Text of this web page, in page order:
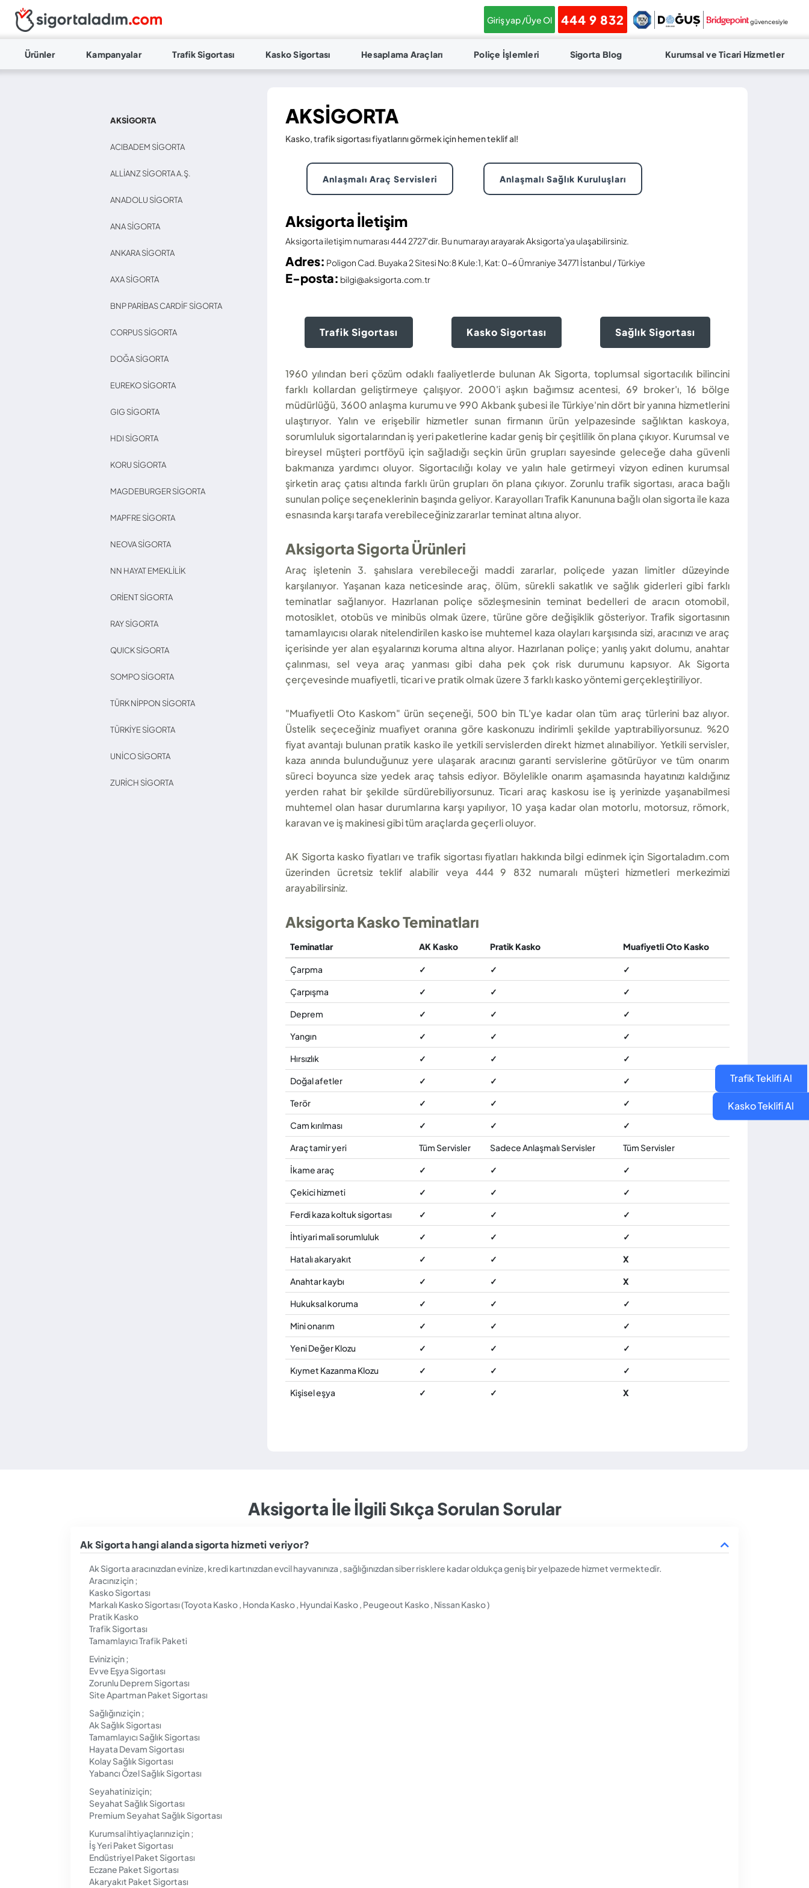
Giriş yap /Üye Ol 444 9 832 güvencesiyle
Ürünler Kampanyalar Trafik Sigortası Kasko Sigortası Hesaplama Araçları Poliçe İşlemleri Sigorta Blog Kurumsal ve Ticari Hizmetler
AKSIGORTA
ACIBADEM SIGORTA
ALLIANZ SIGORTA A.Ş.
ANADOLU SIGORTA
ANA SIGORTA
ANKARA SIGORTA
AXA SIGORTA
BNP PARIBAS CARDIF SIGORTA
CORPUS SIGORTA
DOĞA SIGORTA
EUREKO SIGORTA
GIG SIGORTA
HDI SIGORTA
KORU SIGORTA
MAGDEBURGER SIGORTA
MAPFRE SIGORTA
NEOVA SIGORTA
NN HAYAT EMEKLILIK
ORIENT SIGORTA
RAY SIGORTA
QUICK SIGORTA
SOMPO SIGORTA
TÜRK NIPPON SIGORTA
TÜRKIYE SIGORTA
UNICO SIGORTA
ZURICH SIGORTA
AKSIGORTA
Kasko, trafik sigortası fiyatlarını görmek için hemen teklif al!
Anlaşmalı Araç Servisleri Anlaşmalı Sağlık Kuruluşları
Aksigorta İletişim
Aksigorta iletişim numarası 444 2727'dir. Bu numarayı arayarak Aksigorta'ya ulaşabilirsiniz.
Adres: Poligon Cad. Buyaka 2 Sitesi No:8 Kule:1, Kat: 0-6 Ümraniye 34771 İstanbul / Türkiye
E-posta: bilgi@aksigorta.com.tr
Trafik Sigortası Kasko Sigortası Sağlık Sigortası
1960 yılından beri çözüm odaklı faaliyetlerde bulunan Ak Sigorta, toplumsal sigortacılık bilincini
farklı kollardan geliştirmeye çalışıyor. 2000'i aşkın bağımsız acentesi, 69 broker'ı, 16 bölge
müdürlüğü, 3600 anlaşma kurumu ve 990 Akbank şubesi ile Türkiye'nin dört bir yanına hizmetlerini
ulaştırıyor. Yalın ve erişebilir hizmetler sunan firmanın ürün yelpazesinde sağlıktan kaskoya,
sorumluluk sigortalarından iş yeri paketlerine kadar geniş bir çeşitlilik ön plana çıkıyor. Kurumsal ve
bireysel müşteri portföyü için sağladığı seçkin ürün grupları sayesinde geleceğe daha güvenli
bakmanıza yardımcı oluyor. Sigortacılığı kolay ve yalın hale getirmeyi vizyon edinen kurumsal
şirketin araç çatısı altında farklı ürün grupları ön plana çıkıyor. Zorunlu trafik sigortası, araca bağlı
sunulan poliçe seçeneklerinin başında geliyor. Karayolları Trafik Kanununa bağlı olan sigorta ile kaza
esnasında karşı tarafa verebileceğiniz zararlar teminat altına alıyor.
Aksigorta Sigorta Ürünleri
Araç işletenin 3. şahıslara verebileceği maddi zararlar, poliçede yazan limitler düzeyinde
karşılanıyor. Yaşanan kaza neticesinde araç, ölüm, sürekli sakatlık ve sağlık giderleri gibi farklı
teminatlar sağlanıyor. Hazırlanan poliçe sözleşmesinin teminat bedelleri de aracın otomobil,
motosiklet, otobüs ve minibüs olmak üzere, türüne göre değişiklik gösteriyor. Trafik sigortasının
tamamlayıcısı olarak nitelendirilen kasko ise muhtemel kaza olayları karşısında sizi, aracınızı ve araç
içerisinde yer alan eşyalarınızı koruma altına alıyor. Hazırlanan poliçe; yanlış yakıt dolumu, anahtar
çalınması, sel veya araç yanması gibi daha pek çok risk durumunu kapsıyor. Ak Sigorta
çerçevesinde muafiyetli, ticari ve pratik olmak üzere 3 farklı kasko yöntemi gerçekleştiriliyor.
"Muafiyetli Oto Kaskom" ürün seçeneği, 500 bin TL'ye kadar olan tüm araç türlerini baz alıyor.
Üstelik seçeceğiniz muafiyet oranına göre kaskonuzu indirimli şekilde yaptırabiliyorsunuz. %20
fiyat avantajı bulunan pratik kasko ile yetkili servislerden direkt hizmet alınabiliyor. Yetkili servisler,
kaza anında bulunduğunuz yere ulaşarak aracınızı garanti servislerine götürüyor ve tüm onarım
süreci boyunca size yedek araç tahsis ediyor. Böylelikle onarım aşamasında hayatınızı kaldığınız
yerden rahat bir şekilde sürdürebiliyorsunuz. Ticari araç kaskosu ise iş yerinizde yaşanabilmesi
muhtemel olan hasar durumlarına karşı yapılıyor, 10 yaşa kadar olan motorlu, motorsuz, römork,
karavan ve iş makinesi gibi tüm araçlarda geçerli oluyor.
AK Sigorta kasko fiyatları ve trafik sigortası fiyatları hakkında bilgi edinmek için Sigortaladım.com
üzerinden ücretsiz teklif alabilir veya 444 9 832 numaralı müşteri hizmetleri merkezimizi
arayabilirsiniz.
Aksigorta Kasko Teminatları
Teminatlar AK Kasko Pratik Kasko Muafiyetli Oto Kasko
Çarpma ✓ ✓ ✓
Çarpışma ✓ ✓ ✓
Deprem ✓ ✓ ✓
Yangın ✓ ✓ ✓
Hırsızlık ✓ ✓ ✓
Doğal afetler ✓ ✓ ✓
Terör ✓ ✓ ✓
Cam kırılması ✓ ✓ ✓
Araç tamir yeri Tüm Servisler Sadece Anlaşmalı Servisler Tüm Servisler
İkame araç ✓ ✓ ✓
Çekici hizmeti ✓ ✓ ✓
Ferdi kaza koltuk sigortası ✓ ✓ ✓
İhtiyari mali sorumluluk ✓ ✓ ✓
Hatalı akaryakıt ✓ ✓ X
Anahtar kaybı ✓ ✓ X
Hukuksal koruma ✓ ✓ ✓
Mini onarım ✓ ✓ ✓
Yeni Değer Klozu ✓ ✓ ✓
Kıymet Kazanma Klozu ✓ ✓ ✓
Kişisel eşya ✓ ✓ X
Trafik Teklifi Al
Kasko Teklifi Al
Aksigorta İle İlgili Sıkça Sorulan Sorular
Ak Sigorta hangi alanda sigorta hizmeti veriyor?
Ak Sigorta aracınızdan evinize, kredi kartınızdan evcil hayvanınıza , sağlığınızdan siber risklere kadar oldukça geniş bir yelpazede hizmet vermektedir.
Aracınız için ;
Kasko Sigortası
Markalı Kasko Sigortası (Toyota Kasko , Honda Kasko , Hyundai Kasko , Peugeout Kasko , Nissan Kasko )
Pratik Kasko
Trafik Sigortası
Tamamlayıcı Trafik Paketi
Eviniz için ;
Ev ve Eşya Sigortası
Zorunlu Deprem Sigortası
Site Apartman Paket Sigortası
Sağlığınız için ;
Ak Sağlık Sigortası
Tamamlayıcı Sağlık Sigortası
Hayata Devam Sigortası
Kolay Sağlık Sigortası
Yabancı Özel Sağlık Sigortası
Seyahatiniz için;
Seyahat Sağlık Sigortası
Premium Seyahat Sağlık Sigortası
Kurumsal ihtiyaçlarınız için ;
İş Yeri Paket Sigortası
Endüstriyel Paket Sigortası
Eczane Paket Sigortası
Akaryakıt Paket Sigortası